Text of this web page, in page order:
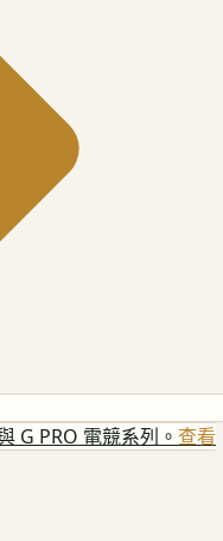
G PRO 電競系列。 查看